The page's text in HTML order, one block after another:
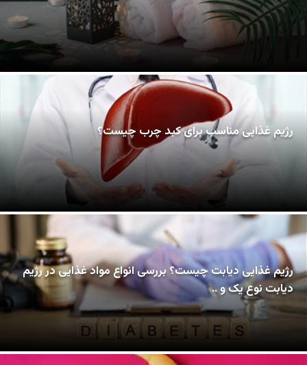
رژیم غذایی مناسب برای کبد چرب چیست؟
رژیم غذایی دیابت چیست؟ بررسی انواع مواد غذایی در رژیم
دیابت نوع یک و ..